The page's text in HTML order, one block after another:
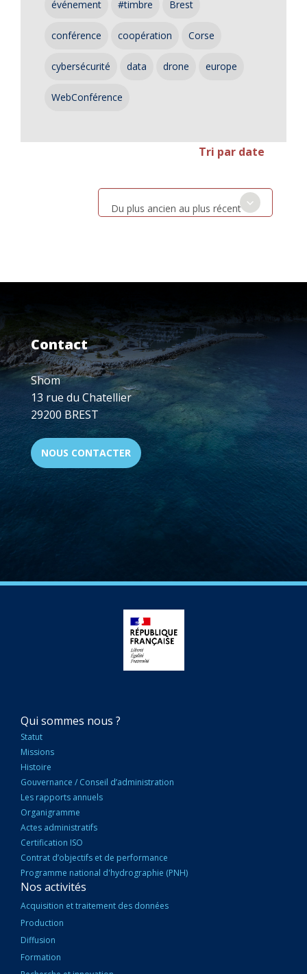
événement #timbre Brest
conférence coopération Corse
cybersécurité data drone europe
WebConférence
Tri par date
Du plus ancien au plus récent
Contact
Shom
13 rue du Chatellier
29200 BREST
NOUS CONTACTER
NAVIGATION
PRINCIPALE
Qui sommes nous ?
Statut
Missions
Histoire
Gouvernance / Conseil d’administration
Les rapports annuels
Organigramme
Actes administratifs
Certification ISO
Contrat d’objectifs et de performance
Programme national d'hydrographie (PNH)
Nos activités
Acquisition et traitement des données
Production
Diffusion
Formation